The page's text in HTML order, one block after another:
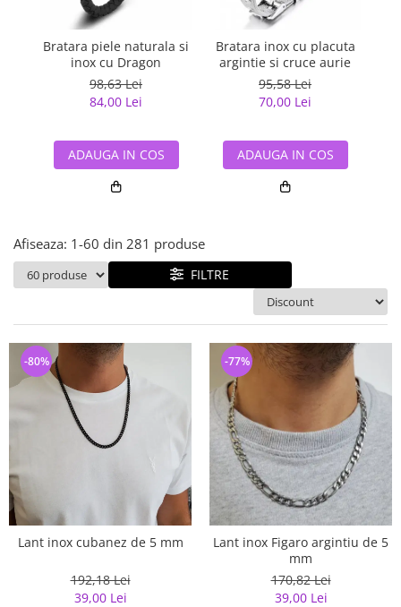
semipretioase
Bijuterii argint placat cu aur
Bijuterii argint cu diverse
Bijuterii de Lux
Bijuterii gotice si rock
Bijuterii Handmade
Bijuterii fantezie
Bijuterii tungsten
Solutii si lavete de curatare
bijuterii argint
Bratara piele naturala si
inox cu Dragon
98,63 Lei
84,00 Lei
ADAUGA IN COS
Bratara inox cu placuta
argintie si cruce aurie
95,58 Lei
70,00 Lei
ADAUGA IN COS
Afiseaza: 1-60 din 281 produse
FILTRE
Lant inox cubanez de 5 mm
192,18 Lei
39,00 Lei
-80%
Lant inox Figaro argintiu de 5
mm
170,82 Lei
39,00 Lei
-77%